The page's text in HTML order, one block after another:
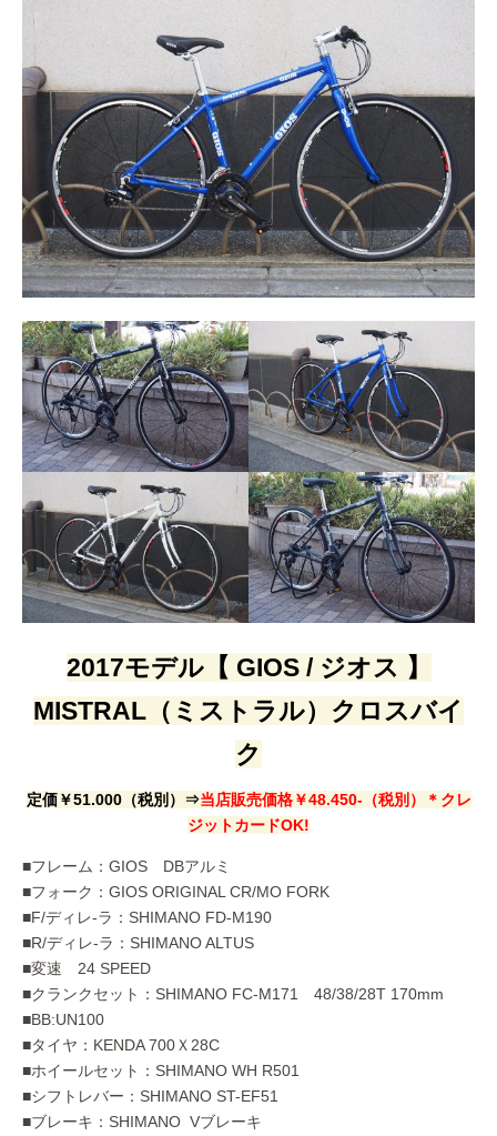
2017モデル【 GIOS / ジオス 】
MISTRAL（ミストラル）クロスバイ
ク
定価￥51.000（税別）⇒当店販売価格￥48.450-（税別）＊クレ
ジットカードOK!
■フレーム：GIOS DBアルミ
■フォーク：GIOS ORIGINAL CR/MO FORK
■F/ディレ-ラ：SHIMANO FD-M190
■R/ディレ-ラ：SHIMANO ALTUS
■変速 24 SPEED
■クランクセット：SHIMANO FC-M171 48/38/28T 170mm
■BB:UN100
■タイヤ：KENDA 700Ｘ28C
■ホイールセット：SHIMANO WH R501
■シフトレバー：SHIMANO ST-EF51
■ブレーキ：SHIMANO Vブレーキ